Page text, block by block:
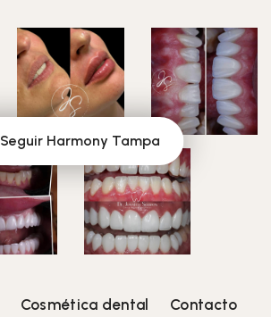
Seguir Harmony Tampa
Cosmética dental Contacto